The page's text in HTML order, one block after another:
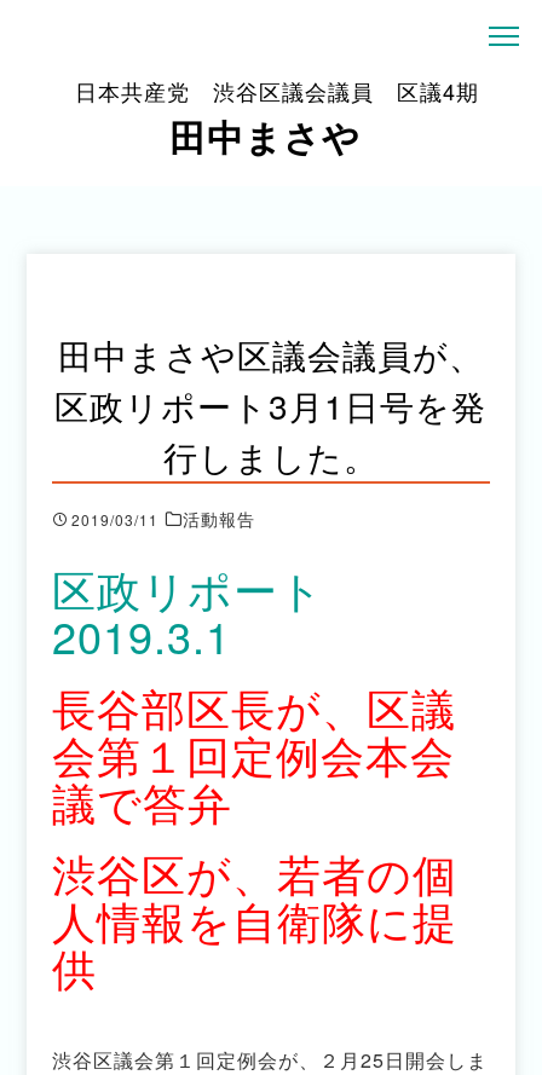
日本共産党 渋谷区議会議員 区議4期
田中まさや
田中まさや区議会議員が、
区政リポート3月1日号を発
行しました。
2019/03/11 活動報告
区政リポート
2019.3.1
長谷部区長が、区議
会第１回定例会本会
議で答弁
渋谷区が、若者の個
人情報を自衛隊に提
供
渋谷区議会第１回定例会が、２月25日開会しま